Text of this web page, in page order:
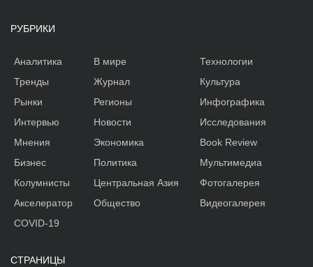
РУБРИКИ
Аналитика
Тренды
Рынки
Интервью
Мнения
Бизнес
Колумнисты
Акселератор
В мире
Журнал
Регионы
Новости
Экономика
Политика
Центральная Азия
Общество
Технологии
Культура
Инфографика
Исследования
Book Review
Мультимедиа
Фотогалерея
Видеогалерея
COVID-19
СТРАНИЦЫ